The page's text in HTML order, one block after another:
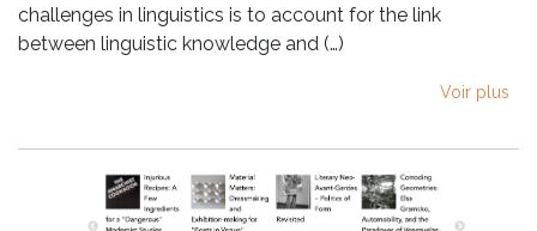
challenges in linguistics is to account for the link
between linguistic knowledge and (…)
Voir plus